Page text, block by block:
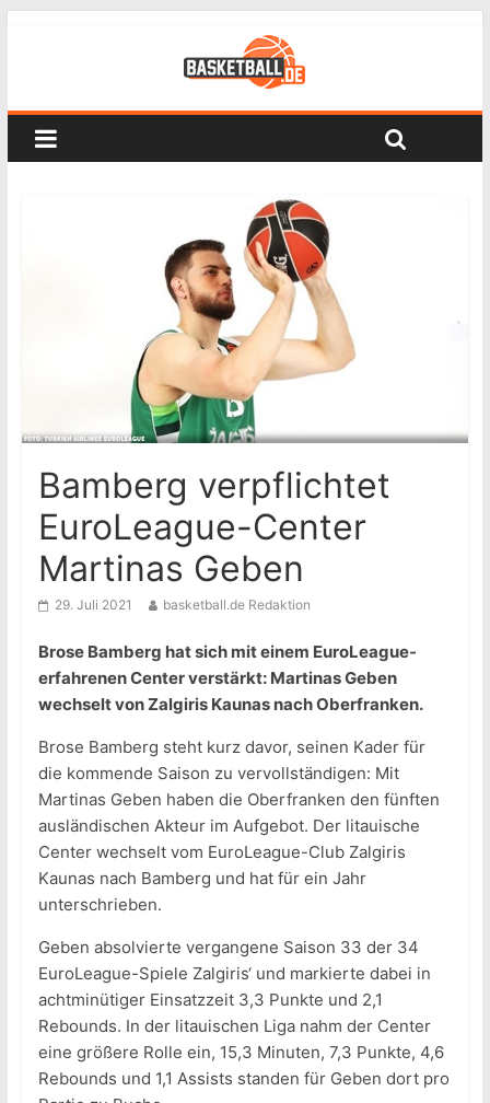
Bamberg verpflichtet
EuroLeague-Center
Martinas Geben
29. Juli 2021 basketball.de Redaktion
Brose Bamberg hat sich mit einem EuroLeague-
erfahrenen Center verstärkt: Martinas Geben
wechselt von Zalgiris Kaunas nach Oberfranken.
Brose Bamberg steht kurz davor, seinen Kader für
die kommende Saison zu vervollständigen: Mit
Martinas Geben haben die Oberfranken den fünften
ausländischen Akteur im Aufgebot. Der litauische
Center wechselt vom EuroLeague-Club Zalgiris
Kaunas nach Bamberg und hat für ein Jahr
unterschrieben.
Geben absolvierte vergangene Saison 33 der 34
EuroLeague-Spiele Zalgiris‘ und markierte dabei in
achtminütiger Einsatzzeit 3,3 Punkte und 2,1
Rebounds. In der litauischen Liga nahm der Center
eine größere Rolle ein, 15,3 Minuten, 7,3 Punkte, 4,6
Rebounds und 1,1 Assists standen für Geben dort pro